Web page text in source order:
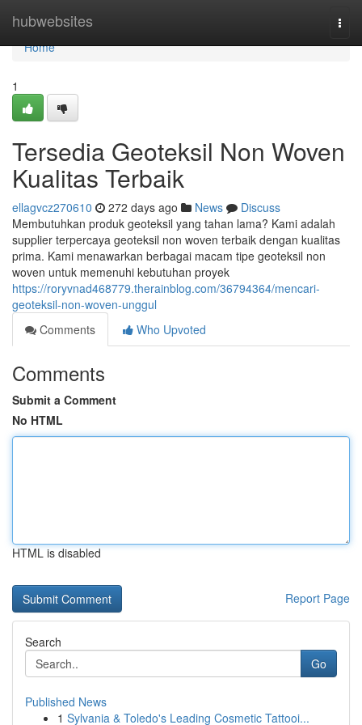
hubwebsites
Home
Home
1
Tersedia Geoteksil Non Woven
Kualitas Terbaik
ellagvcz270610 272 days ago News
Discuss
Membutuhkan produk geoteksil yang tahan lama? Kami adalah
supplier terpercaya geoteksil non woven terbaik dengan kualitas
prima. Kami menawarkan berbagai macam tipe geoteksil non
woven untuk memenuhi kebutuhan proyek
https://roryvnad468779.therainblog.com/36794364/mencari-
geoteksil-non-woven-unggul
Comments
Who Upvoted
Comments
Submit a Comment
No HTML
HTML is disabled
Report Page
Search
Go
Published News
1 Sylvania & Toledo's Leading Cosmetic Tattooi...